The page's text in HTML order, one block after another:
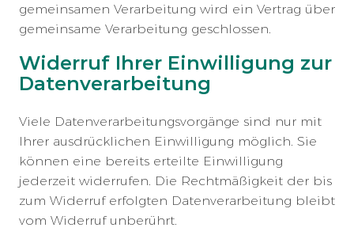
gemeinsamen Verarbeitung wird ein Vertrag über
gemeinsame Verarbeitung geschlossen.
Widerruf Ihrer Einwilligung zur
Datenverarbeitung
Viele Datenverarbeitungsvorgänge sind nur mit
Ihrer ausdrücklichen Einwilligung möglich. Sie
können eine bereits erteilte Einwilligung
jederzeit widerrufen. Die Rechtmäßigkeit der bis
zum Widerruf erfolgten Datenverarbeitung bleibt
vom Widerruf unberührt.